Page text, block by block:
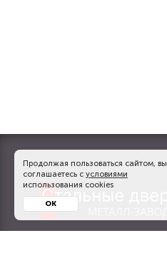
Продолжая пользоваться сайтом, вы
соглашаетесь с условиями
использования cookies
ОК